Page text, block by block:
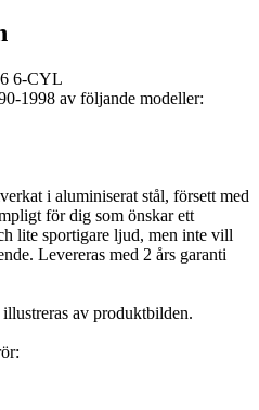
6-CYL
1998 av följande modeller:
i aluminiserat stål, försett med
för dig som önskar ett
lite sportigare ljud, men inte vill
Levereras med 2 års garanti
av produktbilden.